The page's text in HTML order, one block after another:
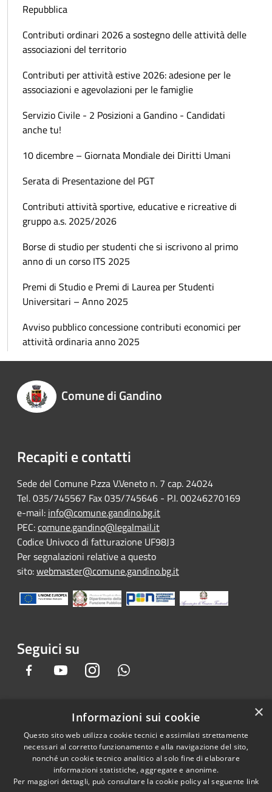
Repubblica
Contributi ordinari 2026 a sostegno delle attività delle
associazioni del territorio
Contributi per attività estive 2026: adesione per le
associazioni e agevolazioni per le famiglie
Servizio Civile - 2 Posizioni a Gandino - Candidati
anche tu!
10 dicembre – Giornata Mondiale dei Diritti Umani
Serata di Presentazione del PGT
Contributi attività sportive, educative e ricreative di
gruppo a.s. 2025/2026
Borse di studio per studenti che si iscrivono al primo
anno di un corso ITS 2025
Premi di Studio e Premi di Laurea per Studenti
Universitari – Anno 2025
Avviso pubblico concessione contributi economici per
attività ordinaria anno 2025
Comune di Gandino
Recapiti e contatti
Sede del Comune P.zza V.Veneto n. 7 cap. 24024
Tel. 035/745567 Fax 035/745646 - P.I. 00246270169
e-mail: info@comune.gandino.bg.it
PEC:comune.gandino@legalmail.it
Codice Univoco di fatturazione UF98J3
Per segnalazioni relative a questo
sito:webmaster@comune.gandino.bg.it
Seguici su
Facebook YoutubeInstagram
Accessibilità
Privacy
Mappa del sito
Gandino • Powered by
Municipium•Accesso
redazione
×
Informazioni sui cookie
Questo sito web utilizza cookie tecnici e assimilati strettamente
necessari al corretto funzionamento e alla navigazione del sito,
nonché un cookie tecnico analitico al solo fine di elaborare
informazioni statistiche, aggregate e anonime.
Per maggiori dettagli, può consultare la cookie policy al seguente link